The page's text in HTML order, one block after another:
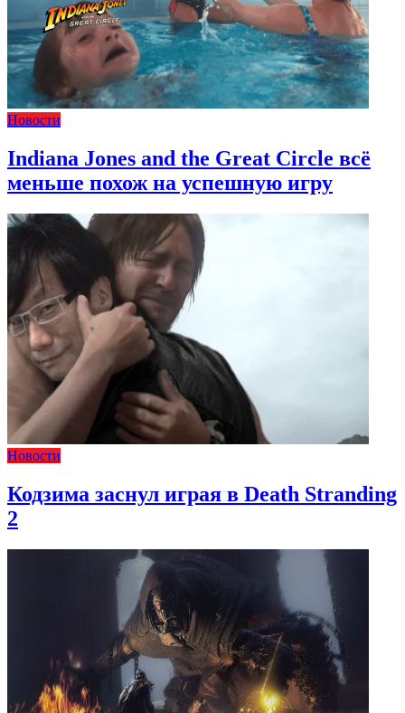
Новости
Indiana Jones and the Great Circle всё
меньше похож на успешную игру
Новости
Кодзима заснул играя в Death Stranding
2